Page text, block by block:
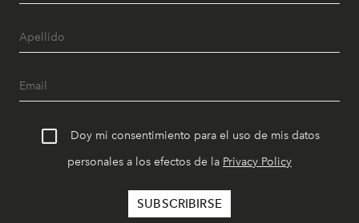
Doy mi consentimiento para el uso de mis datos
personales a los efectos de la Privacy Policy